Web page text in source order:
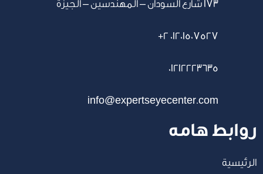
روابط هامه
الرئيسية
١٧٣ شارع السودان – المهندسين – الجيزة
+2 01201507527
01212223635
info@expertseyecenter.com